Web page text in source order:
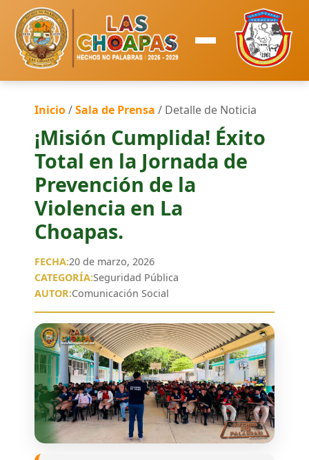
Inicio/Sala de Prensa / Detalle de Noticia
¡Misión Cumplida! Éxito
Total en la Jornada de
Prevención de la
Violencia en La
Choapas.
FECHA:20 de marzo, 2026
CATEGORÍA:Seguridad Pública
AUTOR:Comunicación Social